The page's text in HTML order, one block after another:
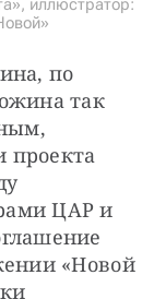
иллюстратор:
по
так
проекта
ЦАР и
«Новой